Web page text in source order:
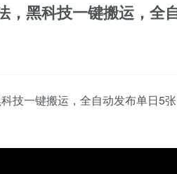
，黑科技一键搬运，全
技一键搬运，全自动发布单日5